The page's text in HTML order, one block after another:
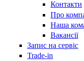
Контакти
Про
Наша
Вакансії
Запис на сервіс
Trade-in